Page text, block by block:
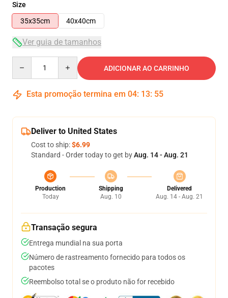
Size
35x35cm
40x40cm
Ver guia de tamanhos
ADICIONAR AO CARRINHO
Esta promoção termina em 04: 13: 54
Deliver to United States
Cost to ship:$6.99
Standard - Order today to get byAug. 14 - Aug. 21
Production
Today
Shipping
Aug. 10
Delivered
Aug. 14 - Aug. 21
Transação segura
Entrega mundial na sua porta
Número de rastreamento fornecido para todos os
pacotes
Reembolso total se o produto não for recebido